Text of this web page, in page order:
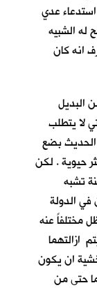
عدي
له الشبيه
انه كان
البديل
لا يتطلب
الحديث بضع
حيوية . لكن
تشبه
الدولة
مختلفاً عنه
ازالتهما
ان يكون
حتى من